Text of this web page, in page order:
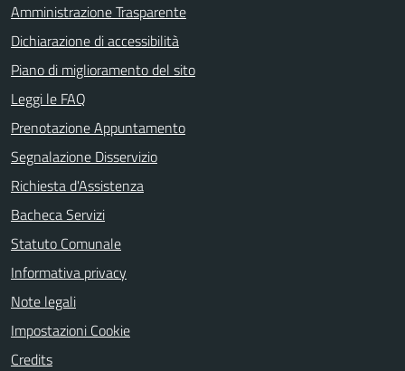
Amministrazione Trasparente
Dichiarazione di accessibilità
Piano di miglioramento del sito
Leggi le FAQ
Prenotazione Appuntamento
Segnalazione Disservizio
Richiesta d'Assistenza
Bacheca Servizi
Statuto Comunale
Informativa privacy
Note legali
Impostazioni Cookie
Credits